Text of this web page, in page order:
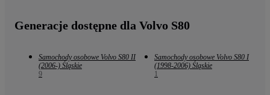
Generacje dostępne dla Volvo S80
Samochody osobowe Volvo S80 II
(2006-) Śląskie
9
Samochody osobowe Volvo S80 I
(1998-2006) Śląskie
1